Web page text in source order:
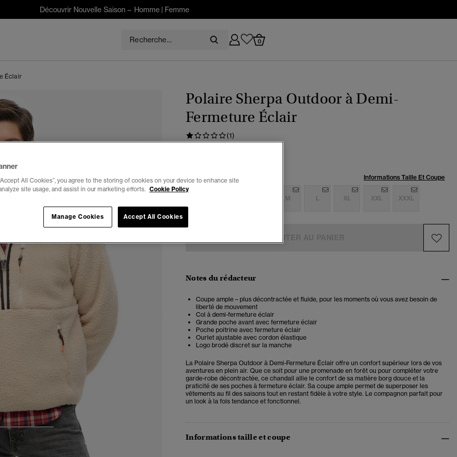
Découvrir Nouvelle Saison – Homme| Femme
0
Éclair
4
Polaire Sherpa Outdoor à Demi-
Fermeture Éclair
(1)
Choisis Taille: Informations Taille Et Coupe
M L XL XXL XXXL
Notes du rédacteur
Coupe ample – plus décontractée et fluide, pour les moments où vous avez besoin de
liberté de mouvement
Col à demi-fermeture éclair
Grande poche avant avec fermeture éclair
Poche poitrine avec fermeture éclair
Ourlet ajustable avec cordon élastique
Logo brodé discret sur la manche
La Polaire Sherpa Outdoor à Demi-Fermeture Éclair offre un confort supérieur lors de vos
aventures en plein air. Que ce soit pour une promenade en forêt ou pour compléter votre
garde-robe décontractée, ce chandail allie le confort de sa matière borg douce et la
praticité de ses poches à fermeture éclair. Sa coupe ample permet de superposer les
vêtements au fil des saisons tout en restant fidèle à votre style. Le compagnon parfait pour
un look à la fois tendance et fonctionnel.
Informations taille et coupe
All Cookies”, you agree to the storing of cookies on your device to enhance site
site usage, and assist in our marketing efforts. Cookie Policy
Accept All Cookies
Manage Cookies